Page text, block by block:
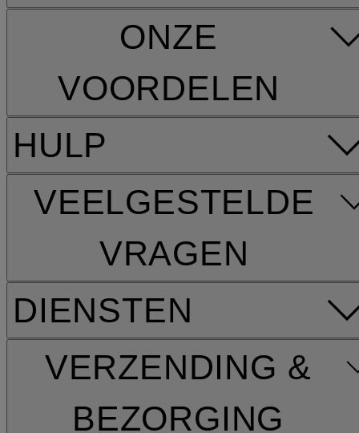
HULP
VEELGESTELDE
VRAGEN
DIENSTEN
VERZENDING &
BEZORGING
ONZE
VOORDELEN